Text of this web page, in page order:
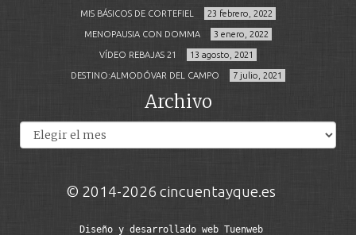
MIS BÁSICOS DE CORTEFIEL 23 febrero, 2022
MENOPAUSIA CON DOMMA 3 enero, 2022
VÍDEO REBAJAS 21 13 agosto, 2021
DESTINO:ALMODÓVAR DEL CAMPO 7 julio, 2021
Archivo
© 2014-2026 cincuentayque.es
Diseño y desarrollado web Tuenweb